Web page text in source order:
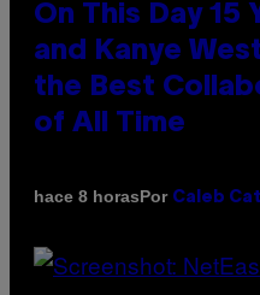
On This Day 15
and Kanye
the Best
of All Time
hace 8 horasPor Caleb